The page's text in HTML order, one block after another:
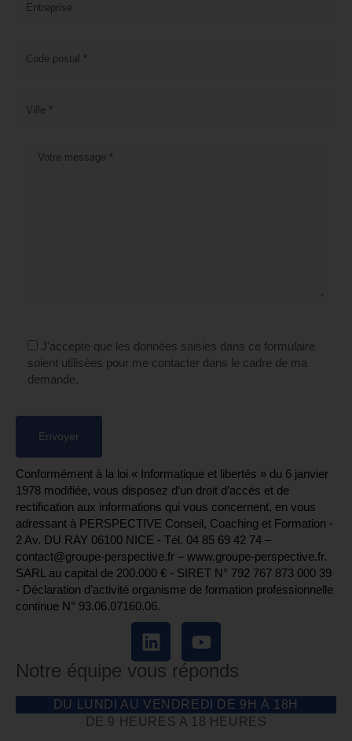
J'accepte que les données saisies dans ce formulaire
soient utilisées pour me contacter dans le cadre de ma
demande.
Conformément à la loi « Informatique et libertés » du 6 janvier
1978 modifiée, vous disposez d’un droit d’accès et de
rectification aux informations qui vous concernent, en vous
adressant à PERSPECTIVE Conseil, Coaching et Formation -
2 Av. DU RAY 06100 NICE - Tél. 04 85 69 42 74⁩ –
contact@groupe-perspective.fr – www.groupe-perspective.fr.
SARL au capital de 200.000 € - SIRET N° 792 767 873 000 39
- Déclaration d’activité organisme de formation professionnelle
continue N° 93.06.07160.06.
Notre équipe vous réponds
DU LUNDI AU VENDREDI DE 9H À 18H
DE 9 HEURES A 18 HEURES